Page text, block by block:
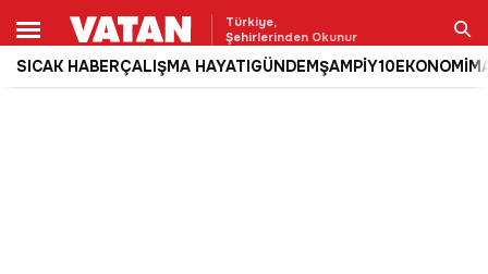
Türkiye,
Şehirlerinden Okunur
SICAK HABERÇALIŞMA HAYATIGÜNDEMŞAMPİY10EKONOMİ
Ara